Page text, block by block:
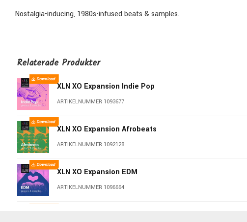
Nostalgia-inducing, 1980s-infused beats & samples.
Relaterade Produkter
XLN XO Expansion Indie Pop
ARTIKELNUMMER 1093677
XLN XO Expansion Afrobeats
ARTIKELNUMMER 1092128
XLN XO Expansion EDM
ARTIKELNUMMER 1096664